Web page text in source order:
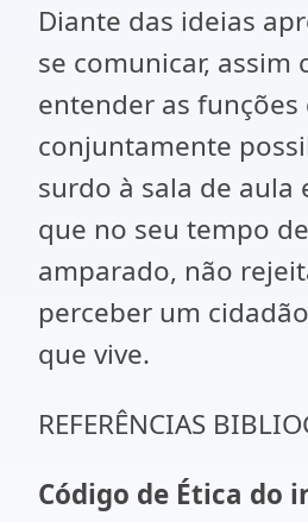
Diante das ideias
se comunicar,
entender as
conjuntamente
surdo à sala de aula
que no seu tempo
amparado, não
perceber um
que vive.
REFERÊNCIAS
Código de Ética do